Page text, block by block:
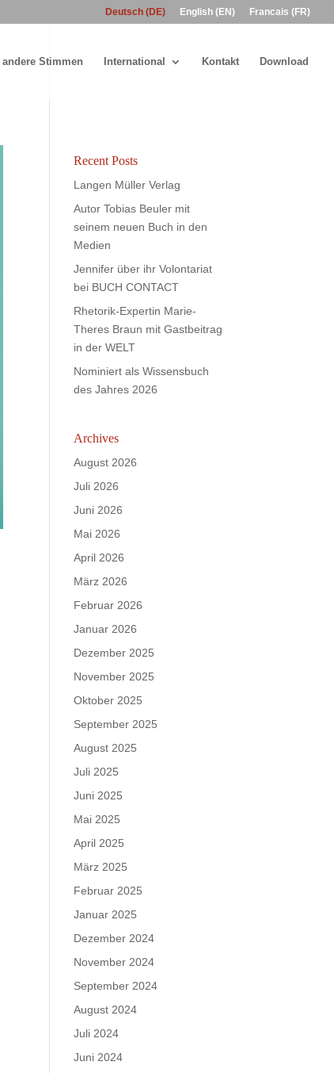
Deutsch (DE) English (EN) Francais (FR)
Stimmen International Kontakt Download
Recent Posts
Langen Müller Verlag
Autor Tobias Beuler mit
seinem neuen Buch in den
Medien
Jennifer über ihr Volontariat
bei BUCH CONTACT
Rhetorik-Expertin Marie-
Theres Braun mit Gastbeitrag
in der WELT
Nominiert als Wissensbuch
des Jahres 2026
Archives
August 2026
Juli 2026
Juni 2026
Mai 2026
April 2026
März 2026
Februar 2026
Januar 2026
Dezember 2025
November 2025
Oktober 2025
September 2025
August 2025
Juli 2025
Juni 2025
Mai 2025
April 2025
März 2025
Februar 2025
Januar 2025
Dezember 2024
November 2024
September 2024
August 2024
Juli 2024
Juni 2024